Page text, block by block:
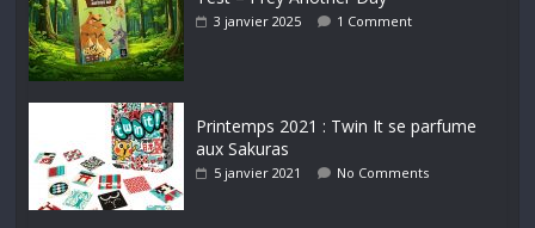
3 janvier 2025 1 Comment
Printemps 2021 : Twin It se parfume
aux Sakuras
5 janvier 2021 No Comments